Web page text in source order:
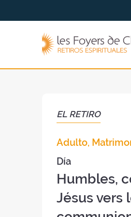
menu
contenidos
EL RETIRO
Adulto,
Día
Humbles,
Jésus vers